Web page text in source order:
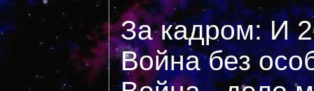
За кадром: И
Война без